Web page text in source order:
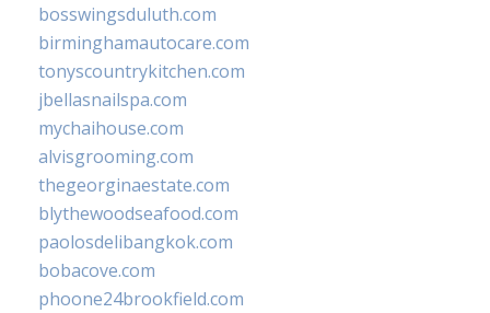
bosswingsduluth.com
birminghamautocare.com
tonyscountrykitchen.com
jbellasnailspa.com
mychaihouse.com
alvisgrooming.com
thegeorginaestate.com
blythewoodseafood.com
paolosdelibangkok.com
bobacove.com
phoone24brookfield.com